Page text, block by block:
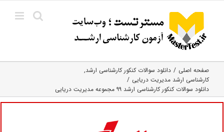
content
صفحه اصلی
دانلود سوالات کنکور کارشناسی ارشد
کارشناسی ارشد مدیریت دریایی
دانلود سوالات کنکور کارشناسی ارشد ۹۹ مجموعه مدیریت دریایی